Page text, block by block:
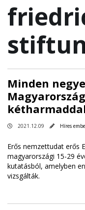
Minden
2021.12.09 Híres
Erős nemzettudat erős
magyarországi 15-29
kutatásból, amelyben
vizsgálták.